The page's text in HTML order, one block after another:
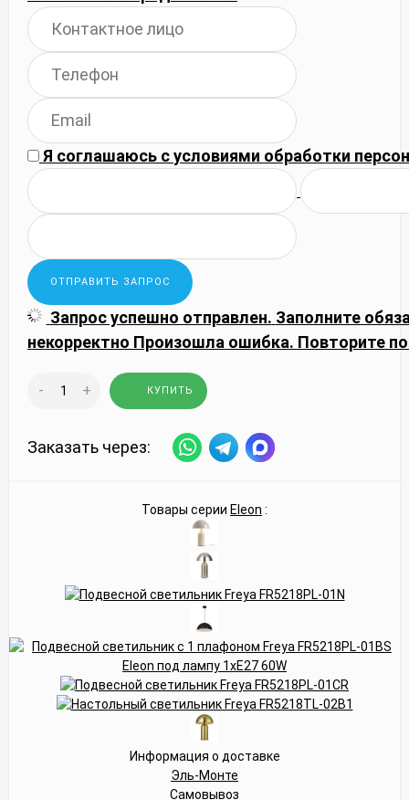
Я соглашаюсь сусловиями обработки
Запрос успешно отправлен. Заполните
некорректно Произошла ошибка. Повторите
- + КУПИТЬ
Заказать через:
Товары серии Eleon :
Информация о доставке
Эль-Монте
Самовывоз